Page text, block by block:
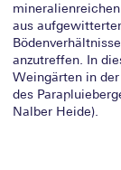
aus
anzutreffen. In
Weingärten in
des
Nalber Heide).